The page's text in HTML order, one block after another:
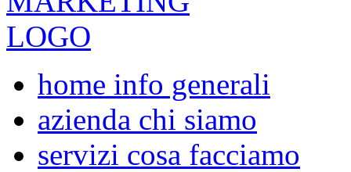
home info generali
azienda chi siamo
servizi cosa facciamo